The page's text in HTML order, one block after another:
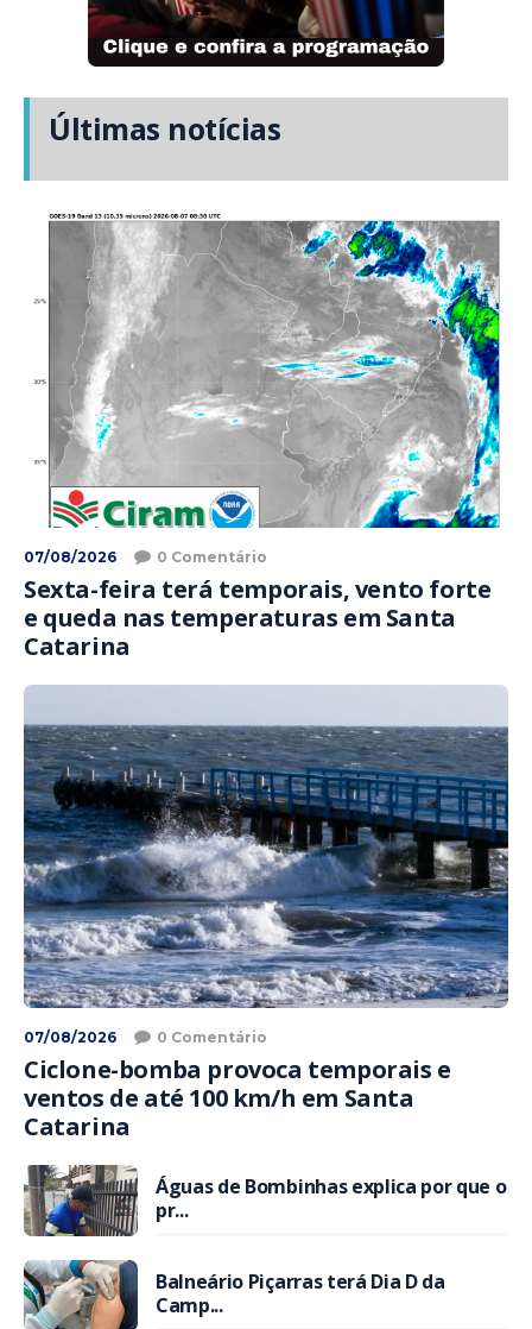
Últimas notícias
07/08/2026 0 Comentário
Sexta-feira terá temporais, vento forte
e queda nas temperaturas em Santa
Catarina
07/08/2026 0 Comentário
Ciclone-bomba provoca temporais e
ventos de até 100 km/h em Santa
Catarina
Águas de Bombinhas explica por que o
pr...
Balneário Piçarras terá Dia D da
Camp...